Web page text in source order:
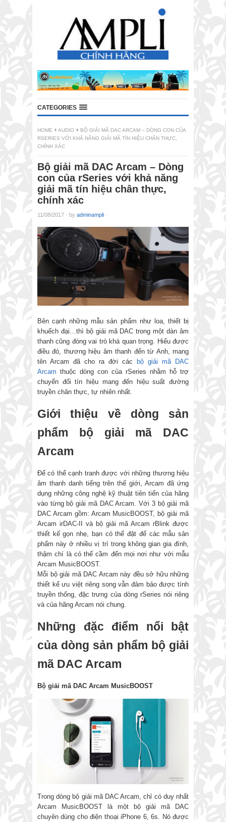
CATEGORIES
HOME AUDIO
BỘ GIẢI MÃ DAC ARCAM – DÒNG CON CỦA
RSERIES VỚI KHẢ NĂNG GIẢI MÃ TÍN HIỆU CHÂN THỰC,
CHÍNH XÁC
Bộ giải mã DAC Arcam – Dòng
con của rSeries với khả năng
giải mã tín hiệu chân thực,
chính xác
11/08/2017 · by adminampli ·
Bên cạnh những mẫu sản phẩm như loa, thiết bị
khuếch đại…thì bộ giải mã DAC trong một dàn âm
thanh cũng đóng vai trò khá quan trọng. Hiểu được
điều đó, thương hiệu âm thanh đến từ Anh, mang
tên Arcam đã cho ra đời các
bộ giải mã DAC
Arcam thuộc dòng con của rSeries nhằm hỗ trợ
chuyển đổi tín hiệu mang đến hiệu suất đường
truyền chân thực, tự nhiên nhất.
Giới thiệu về dòng sản
phẩm bộ giải mã DAC
Arcam
Để có thể cạnh tranh được với những thương hiệu
âm thanh danh tiếng trên thế giới, Arcam đã ứng
dụng những công nghệ kỹ thuật tiên tiến của hãng
vào từng bộ giải mã DAC Arcam. Với 3 bộ giải mã
DAC Arcam gồm: Arcam MusicBOOST, bộ giải mã
Arcam irDAC-II và bộ giải mã Arcam rBlink được
thiết kế gọn nhẹ, bạn có thể đặt để các mẫu sản
phẩm này ở nhiều vị trí trong không gian gia đình,
thậm chí là có thể cầm đến mọi nơi như với mẫu
Arcam MusicBOOST.
Mỗi bộ giải mã DAC Arcam này đều sở hữu những
thiết kế ưu việt riêng song vẫn đảm bảo được tính
truyền thống, đặc trưng của dòng rSeries nói riêng
và của hãng Arcam nói chung.
Những đặc điểm nổi bật
của dòng sản phẩm bộ giải
mã DAC Arcam
Bộ giải mã DAC Arcam MusicBOOST
Trong dòng bộ giải mã DAC Arcam, chỉ có duy nhất
Arcam MusicBOOST là một bộ giải mã DAC
chuyên dùng cho điện thoại iPhone 6, 6s. Nó được